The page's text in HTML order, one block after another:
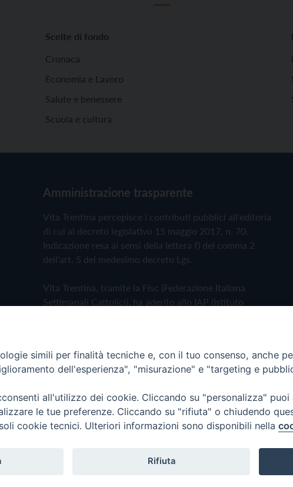
Scelte di fondo
Cronaca
Economia e Lavoro
Salute e benessere
Scuola e cultura
Amministrazione trasparente
Vita Trentina percepisce i contributi pubblici all'editoria
di cui al decreto legislativo 15 maggio 2017, n. 70.
Indicazione resa ai sensi della lettera f) del comma 2
dell'art. 5 del medesimo decreto Lgs.
Vita Trentina, tramite la Fisc (Federazione Italiana
Settimanali Cattolici), ha aderito allo IAP (Istituto
Privacy Policy Cookie Policy
Trentina Editrice
simili per finalità tecniche e, con il tuo consenso, anche
dell'esperienza", "misurazione" e "targeting e
all'utilizzo dei cookie. Cliccando su "personalizza"
le tue preferenze. Cliccando su "rifiuta" o chiudendo
cookie tecnici. Ulteriori informazioni sono disponibili nella
Rifiuta